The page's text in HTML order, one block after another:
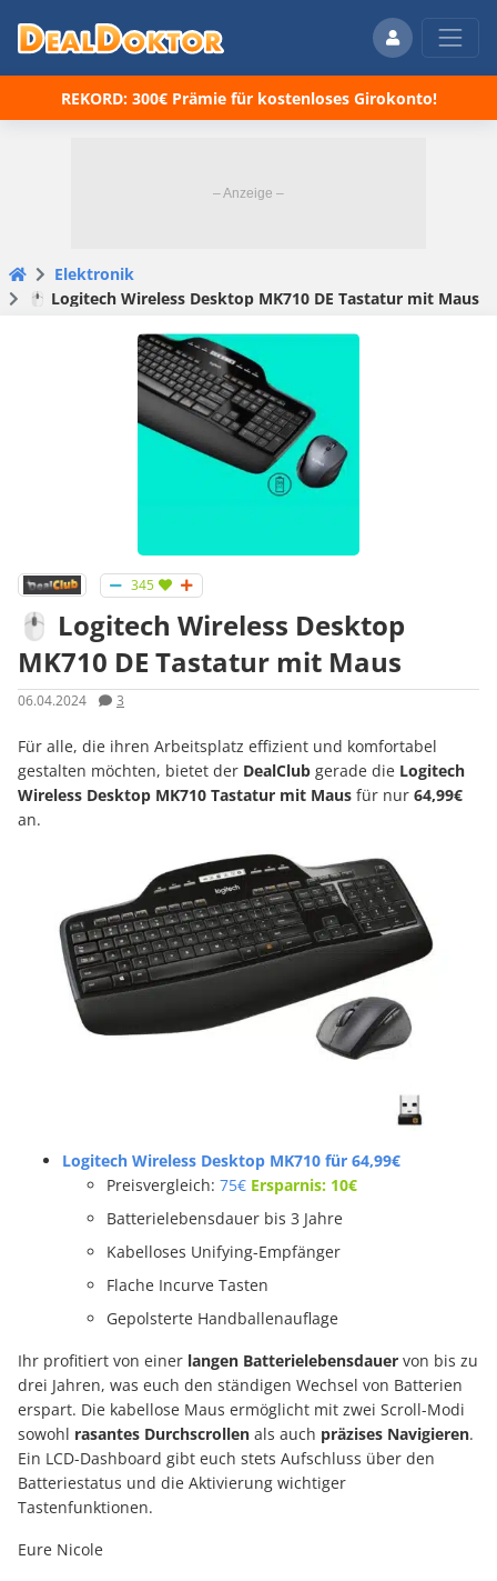
REKORD: 300€ Prämie für kostenloses Girokonto!
Elektronik
🖱️ Logitech Wireless Desktop MK710 DE Tastatur mit Maus
345
🖱️ Logitech Wireless Desktop
MK710 DE Tastatur mit Maus
06.04.2024 3
Für alle, die ihren Arbeitsplatz effizient und komfortabel
gestalten möchten, bietet der DealClub gerade die Logitech
Wireless Desktop MK710 Tastatur mit Maus für nur 64,99€
an.
Logitech Wireless Desktop MK710 für 64,99€
Preisvergleich: 75€ Ersparnis: 10€
Batterielebensdauer bis 3 Jahre
Kabelloses Unifying-Empfänger
Flache Incurve Tasten
Gepolsterte Handballenauflage
Ihr profitiert von einer langen Batterielebensdauer von bis zu
drei Jahren, was euch den ständigen Wechsel von Batterien
erspart. Die kabellose Maus ermöglicht mit zwei Scroll-Modi
sowohl rasantes Durchscrollen als auch präzises Navigieren.
Ein LCD-Dashboard gibt euch stets Aufschluss über den
Batteriestatus und die Aktivierung wichtiger
Tastenfunktionen.
Eure Nicole